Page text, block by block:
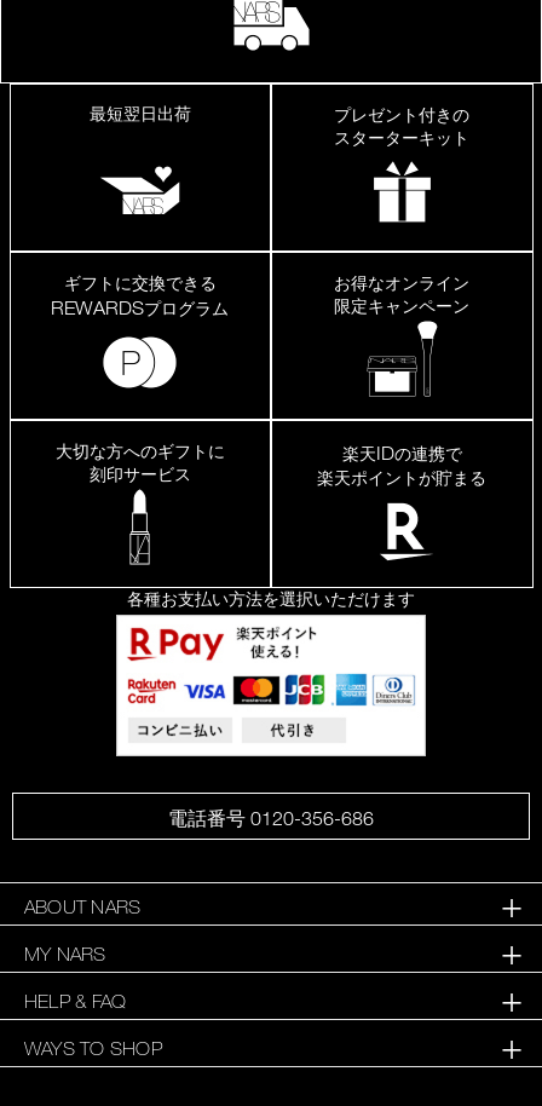
最短翌日出荷
プレゼント付きの
スターターキット
ギフトに交換できる
REWARDSプログラム
お得なオンライン
限定キャンペーン
大切な方へのギフトに
刻印サービス
楽天IDの連携で
楽天ポイントが貯まる
各種お支払い方法を選択いただけます
電話番号 0120-356-686
ABOUT NARS
MY NARS
HELP & FAQ
WAYS TO SHOP